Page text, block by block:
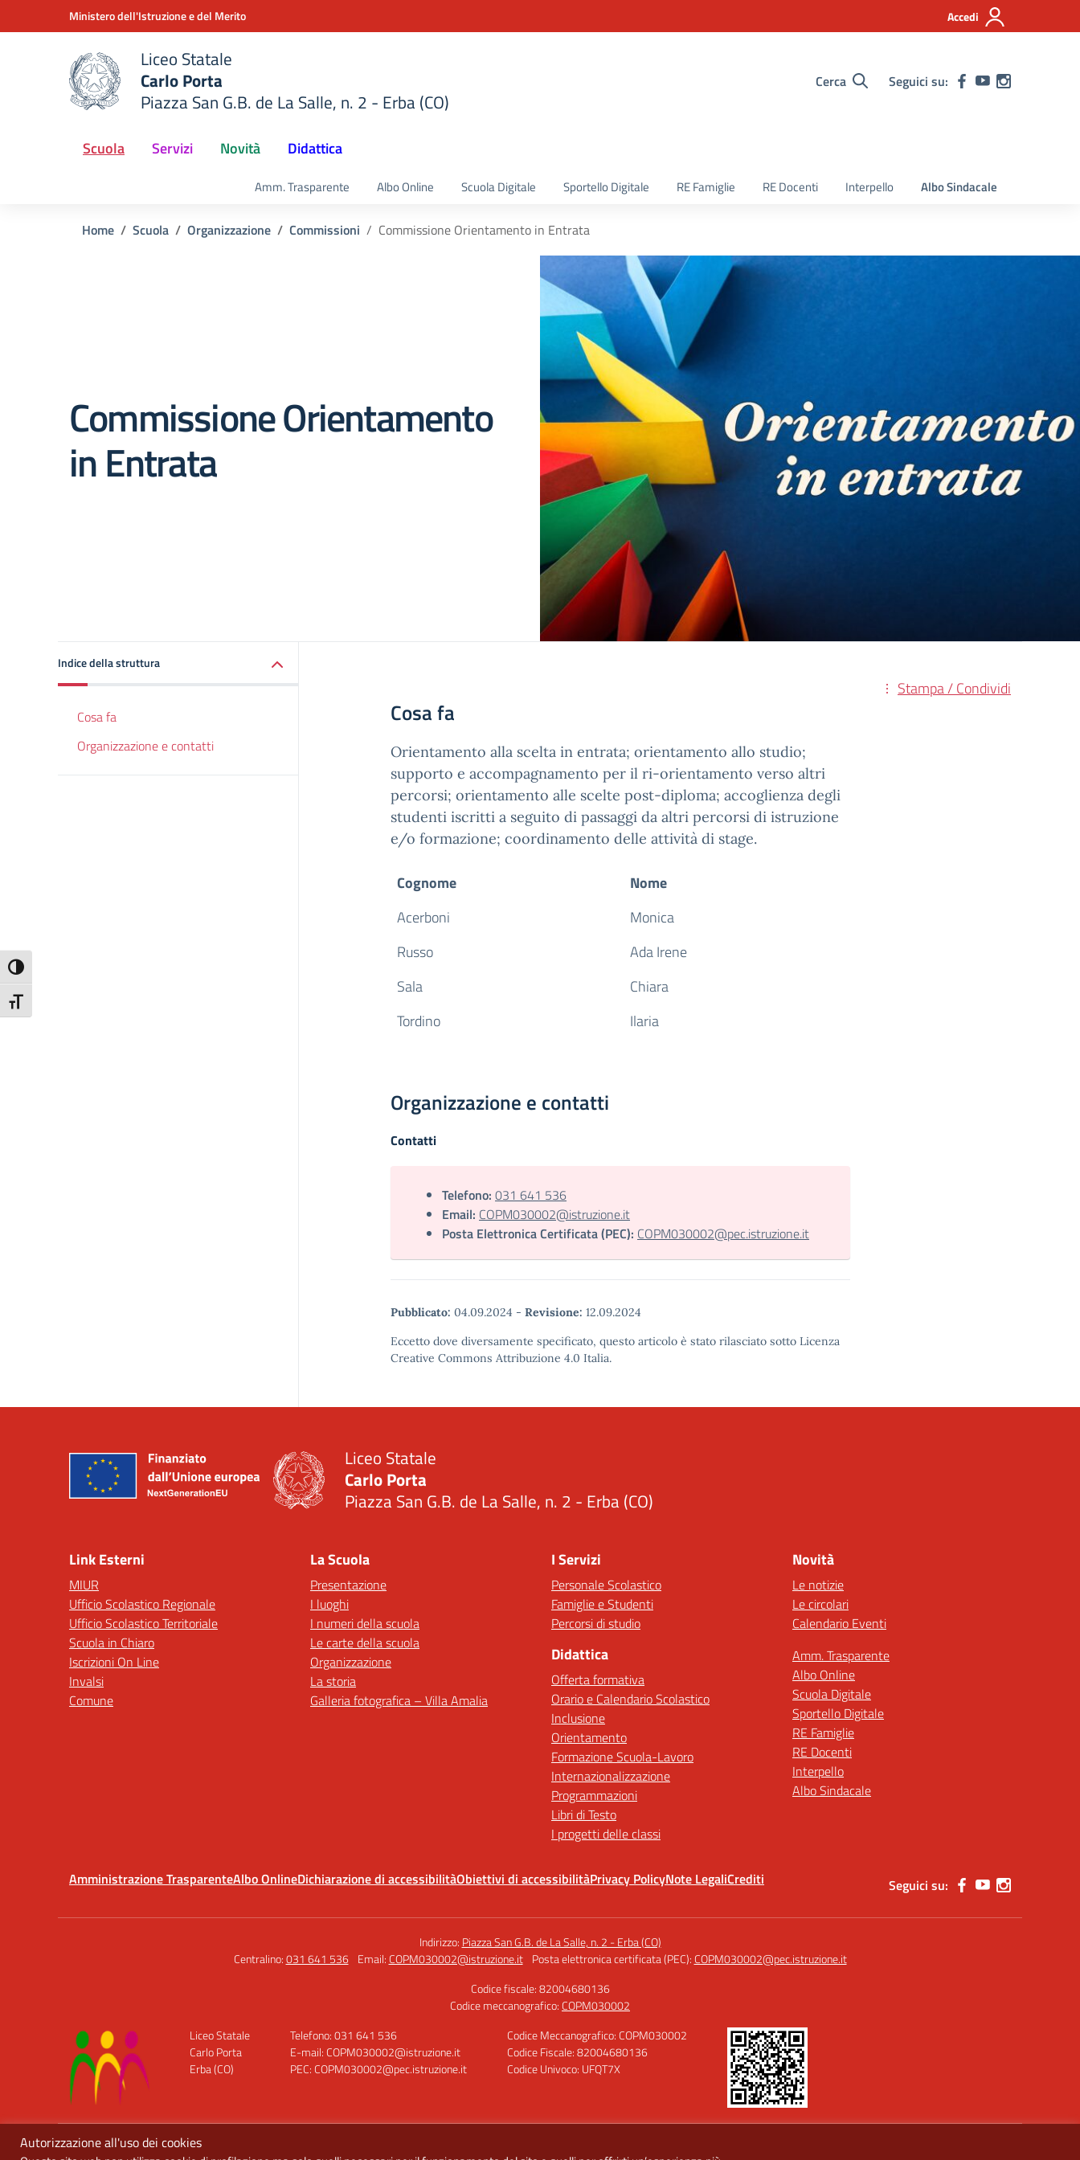
Attiva/disattiva alto contrasto
Attiva/disattiva dimensione testo
Vai ai contenuti
Vai al menu di navigazioneMinistero dell'Istruzione e del Merito Accedi
scuola
Liceo Statale
Carlo Porta
Piazza San G.B. de La Salle, n. 2 - Erba (CO)
Cerca Seguici su:
Scuola Servizi Novità Didattica
Amm. Trasparente Albo Online Scuola Digitale Sportello Digitale RE Famiglie RE Docenti Interpello Albo Sindacale
Home Scuola Organizzazione Commissioni Commissione Orientamento in Entrata
Commissione Orientamento
in Entrata
Indice della struttura
Cosa fa
Organizzazione e contatti
Stampa / Condividi
Cosa fa
Orientamento alla scelta in entrata; orientamento allo studio;
supporto e accompagnamento per il ri-orientamento verso altri
percorsi; orientamento alle scelte post-diploma; accoglienza degli
studenti iscritti a seguito di passaggi da altri percorsi di istruzione
e/o formazione; coordinamento delle attività di stage.
Cognome
Nome
Acerboni
Monica
Russo
Ada Irene
Sala
Chiara
Tordino
Ilaria
Organizzazione e contatti
Contatti
Telefono: 031 641 536
Email: COPM030002@istruzione.it
Posta Elettronica Certificata (PEC): COPM030002@pec.istruzione.it
Pubblicato: 04.09.2024 - Revisione: 12.09.2024
Eccetto dove diversamente specificato, questo articolo è stato rilasciato sotto Licenza
Creative Commons Attribuzione 4.0 Italia.
Liceo Statale
Carlo Porta
Piazza San G.B. de La Salle, n. 2 - Erba (CO)
Link Esterni
MIUR
Ufficio Scolastico Regionale
Ufficio Scolastico Territoriale
Scuola in Chiaro
Iscrizioni On Line
Invalsi
Comune
La Scuola
Presentazione
I luoghi
I numeri della scuola
Le carte della scuola
Organizzazione
La storia
Galleria fotografica – Villa Amalia
I Servizi
Personale Scolastico
Famiglie e Studenti
Percorsi di studio
Didattica
Offerta formativa
Orario e Calendario Scolastico
Inclusione
Orientamento
Formazione Scuola-Lavoro
Internazionalizzazione
Programmazioni
Libri di Testo
I progetti delle classi
Novità
Le notizie
Le circolari
Calendario Eventi
Amm. Trasparente
Albo Online
Scuola Digitale
Sportello Digitale
RE Famiglie
RE Docenti
Interpello
Albo Sindacale
Amministrazione TrasparenteAlbo OnlineDichiarazione di accessibilitàObiettivi di accessibilitàPrivacy PolicyNote LegaliCrediti Seguici su:
Indirizzo: Piazza San G.B. de La Salle, n. 2 - Erba (CO)
Centralino:031 641 536 Email: COPM030002@istruzione.it Posta elettronica certificata (PEC): COPM030002@pec.istruzione.it
Codice fiscale: 82004680136
Codice meccanografico: COPM030002
Liceo Statale
Carlo Porta
Erba (CO)
Telefono: 031 641 536
E-mail: COPM030002@istruzione.it
PEC: COPM030002@pec.istruzione.it
Codice Meccanografico: COPM030002
Codice Fiscale: 82004680136
Codice Univoco: UFQT7X
Autorizzazione all'uso dei cookies